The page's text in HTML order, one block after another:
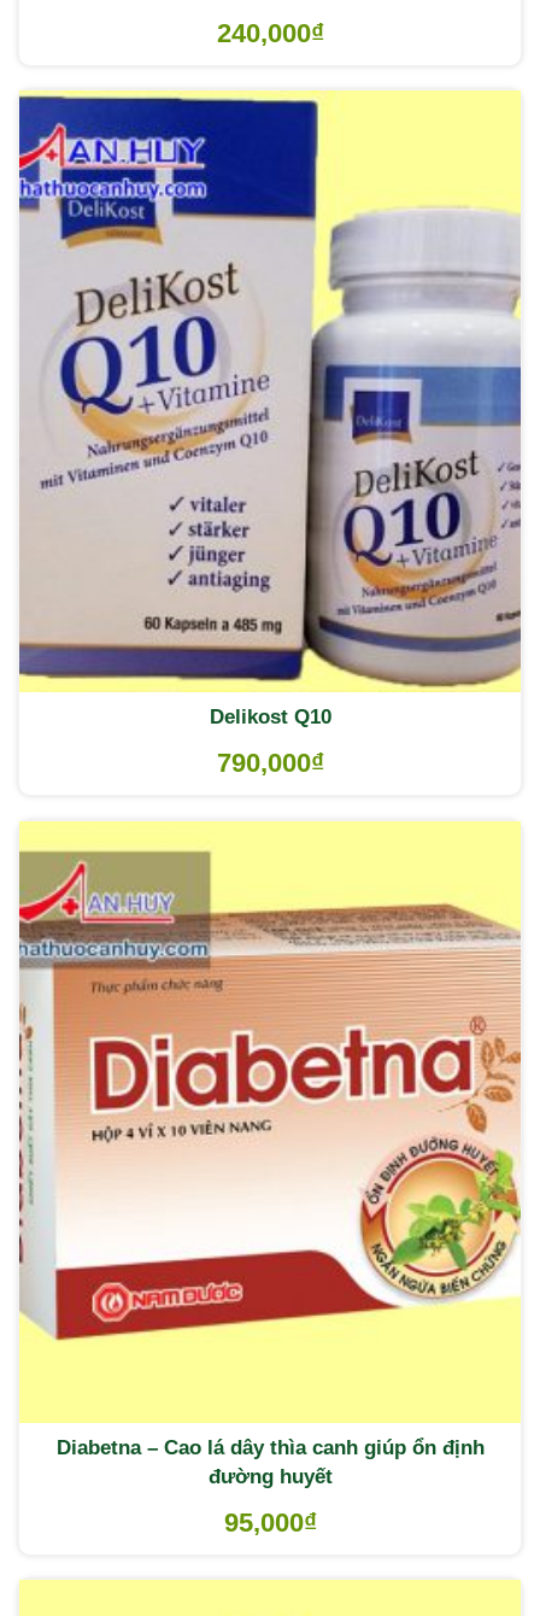
240,000₫
Delikost Q10
790,000₫
Diabetna – Cao lá dây thìa canh giúp ổn định
đường huyết
95,000₫